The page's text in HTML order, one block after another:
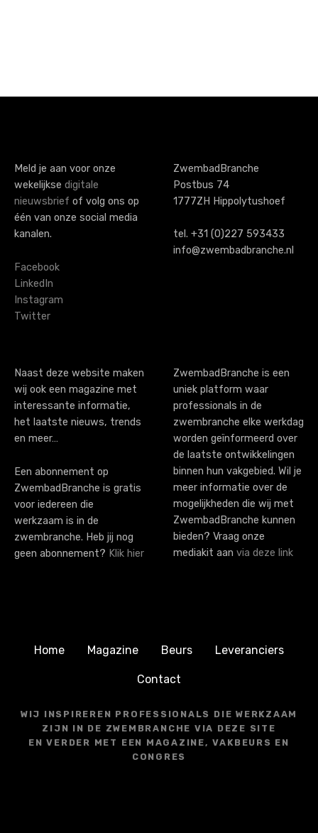
o
s
n
a
i
g
a
i
o
n
Meld je aan voor onze
wekelijkse digitale
nieuwsbrief of volg ons op
één van onze social media
kanalen.
Facebook
LinkedIn
Instagram
Twitter
ZwembadBranche
Postbus 74
1777ZH Hippolytushoef
tel. +31 (0)227 593433
info@zwembadbranche.nl
Naast deze website maken
wij ook een magazine met
interessante informatie,
het laatste nieuws, trends
en meer…
Een abonnement op
ZwembadBranche is gratis
voor iedereen die
werkzaam is in de
zwembranche. Heb jij nog
geen abonnement? Klik hier
ZwembadBranche is een
uniek platform waar
professionals in de
zwembranche elke werkdag
worden geïnformeerd over
de laatste ontwikkelingen
binnen hun vakgebied. Wil je
meer informatie over de
mogelijkheden die wij met
ZwembadBranche kunnen
bieden? Vraag onze
mediakit aan via deze link
Home Magazine Beurs Leveranciers
Contact
WIJ INSPIREREN PROFESSIONALS DIE WERKZAAM
ZIJN IN DE ZWEMBRANCHE VIA DEZE SITE
EN VERDER MET EEN MAGAZINE, VAKBEURS EN
CONGRES